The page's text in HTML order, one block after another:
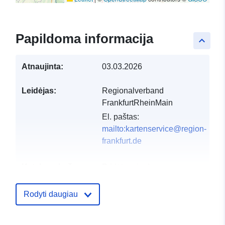
keyboard_arrow_up
Papildoma informacija
Atnaujinta: 03.03.2026
Leidėjas:
Regionalverband
FrankfurtRheinMain
El. paštas:
mailto:kartenservice@region-
frankfurt.de
Rodyti daugiau